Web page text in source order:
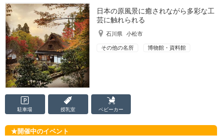
日本の原風景に癒されながら多彩な工
芸に触れられる
石川県 小松市
その他の名所 博物館・資料館
駐車場 授乳室 ベビーカー
開催中のイベント